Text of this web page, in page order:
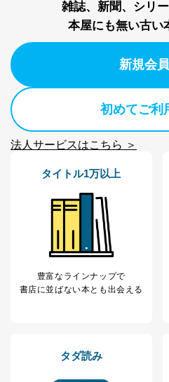
雑誌、新聞、シリ
本屋にも無い古い
新規会
初めてご利
法人サービスはこちら ＞
タイトル1万以上
豊富なラインナップで
書店に並ばない本とも出会える
タダ読み